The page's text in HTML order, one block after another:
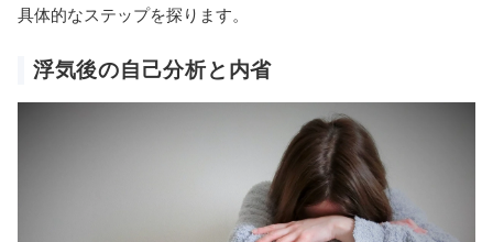
具体的なステップを探ります。
浮気後の自己分析と内省